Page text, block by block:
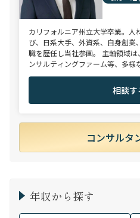
カリフォルニア州立大学卒業。人
び、日系大手、外資系、自身創業
職を歴任し当社参画。 主軸領域
ンサルティングファーム等、多様
グ/法務/財務/リスク・コンプラ
した求職者様の内定年収の中央値
クライアント採用企業様との強固
ション（特命案件）のご提案を通
相談す
コンサルタ
年収から探す